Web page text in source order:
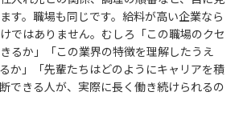
す。職場も同じです。給料が高い企業なら
ではありません。むしろ「この職場のクセ
るか」「この業界の特徴を理解したうえ
か」「先輩たちはどのようにキャリアを積
できる人が、実際に長く働き続けられるの